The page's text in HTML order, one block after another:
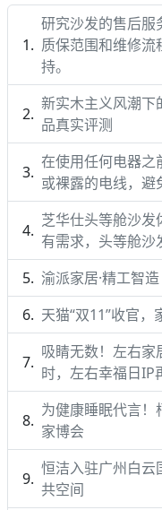
研究沙发的售后服
质保范围和维修流
持。
新实木主义风潮
品真实评测
在使用任何电器之
或裸露的电线，避
芝华仕头等舱沙
有需求，头等舱
渝派家居·精工智
天猫“双11”收官，
吸睛无数！左右
时，左右幸福日IP
为健康睡眠代言
家博会
恒洁入驻广州白云
共空间